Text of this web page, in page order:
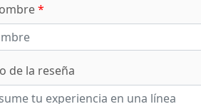
*
de la reseña